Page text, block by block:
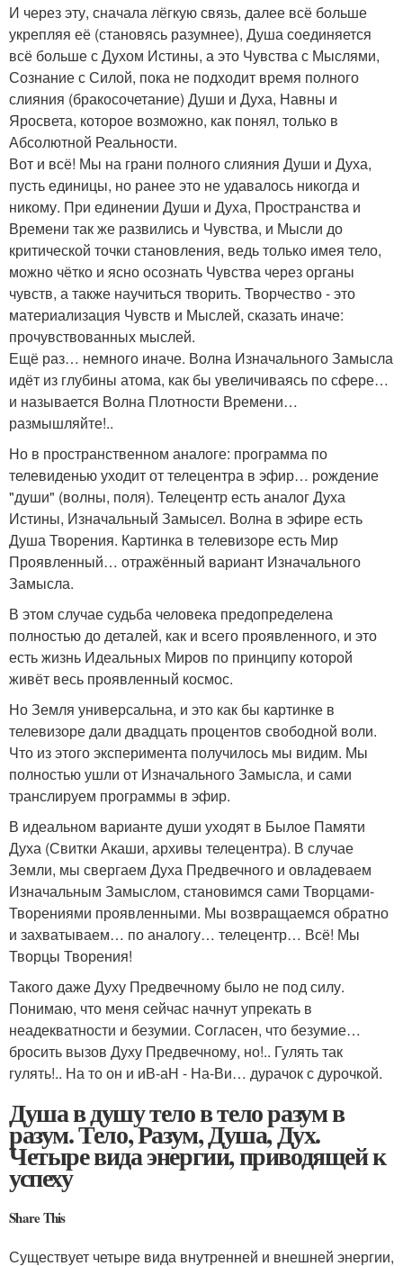
И через эту, сначала лёгкую связь, далее всё больше
укрепляя её (становясь разумнее), Душа соединяется
всё больше с Духом Истины, а это Чувства с Мыслями,
Сознание с Силой, пока не подходит время полного
слияния (бракосочетание) Души и Духа, Навны и
Яросвета, которое возможно, как понял, только в
Абсолютной Реальности.
Вот и всё! Мы на грани полного слияния Души и Духа,
пусть единицы, но ранее это не удавалось никогда и
никому. При единении Души и Духа, Пространства и
Времени так же развились и Чувства, и Мысли до
критической точки становления, ведь только имея тело,
можно чётко и ясно осознать Чувства через органы
чувств, а также научиться творить. Творчество - это
материализация Чувств и Мыслей, сказать иначе:
прочувствованных мыслей.
Ещё раз… немного иначе. Волна Изначального Замысла
идёт из глубины атома, как бы увеличиваясь по сфере…
и называется Волна Плотности Времени…
размышляйте!..
Но в пространственном аналоге: программа по
телевиденью уходит от телецентра в эфир… рождение
"души" (волны, поля). Телецентр есть аналог Духа
Истины, Изначальный Замысел. Волна в эфире есть
Душа Творения. Картинка в телевизоре есть Мир
Проявленный… отражённый вариант Изначального
Замысла.
В этом случае судьба человека предопределена
полностью до деталей, как и всего проявленного, и это
есть жизнь Идеальных Миров по принципу которой
живёт весь проявленный космос.
Но Земля универсальна, и это как бы картинке в
телевизоре дали двадцать процентов свободной воли.
Что из этого эксперимента получилось мы видим. Мы
полностью ушли от Изначального Замысла, и сами
транслируем программы в эфир.
В идеальном варианте души уходят в Былое Памяти
Духа (Свитки Акаши, архивы телецентра). В случае
Земли, мы свергаем Духа Предвечного и овладеваем
Изначальным Замыслом, становимся сами Творцами-
Творениями проявленными. Мы возвращаемся обратно
и захватываем… по аналогу… телецентр… Всё! Мы
Творцы Творения!
Такого даже Духу Предвечному было не под силу.
Понимаю, что меня сейчас начнут упрекать в
неадекватности и безумии. Согласен, что безумие…
бросить вызов Духу Предвечному, но!.. Гулять так
гулять!.. На то он и иВ-аН - На-Ви… дурачок с дурочкой.
Душа в душу тело в тело разум в
разум. Тело, Разум, Душа, Дух.
Четыре вида энергии, приводящей к
успеху
Share This
Существует четыре вида внутренней и внешней энергии,